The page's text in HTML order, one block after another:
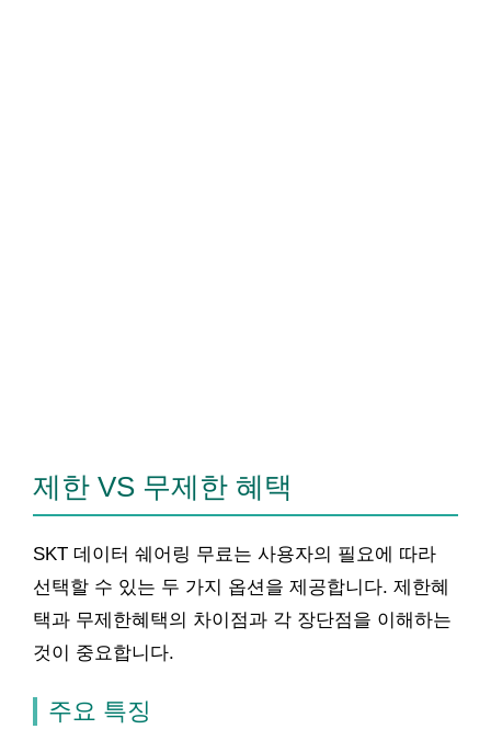
제한 VS 무제한 혜택
SKT 데이터 쉐어링 무료는 사용자의 필요에 따라
선택할 수 있는 두 가지 옵션을 제공합니다. 제한혜
택과 무제한혜택의 차이점과 각 장단점을 이해하는
것이 중요합니다.
주요 특징